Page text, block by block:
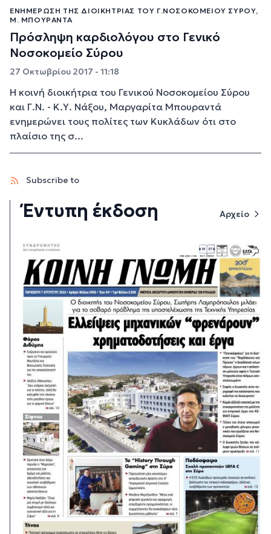
ΕΝΗΜΈΡΩΣΗ ΤΗΣ ΔΙΟΙΚΉΤΡΙΑΣ ΤΟΥ Γ.ΝΟΣΟΚΟΜΕΊΟΥ ΣΎΡΟΥ,
Μ. ΜΠΟΥΡΑΝΤΆ
Πρόσληψη καρδιολόγου στο Γενικό
Νοσοκομείο Σύρου
27 Οκτωβρίου 2017 - 11:18
H κοινή διοικήτρια του Γενικού Νοσοκομείου Σύρου
και Γ.Ν. - Κ.Υ. Νάξου, Μαργαρίτα Μπουραντά
ενημερώνει τους πολίτες των Κυκλάδων ότι στο
πλαίσιο της σ...
Subscribe to
Έντυπη έκδοση Αρχείο